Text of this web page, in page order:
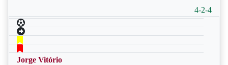
4-2-4
Jorge Vitório